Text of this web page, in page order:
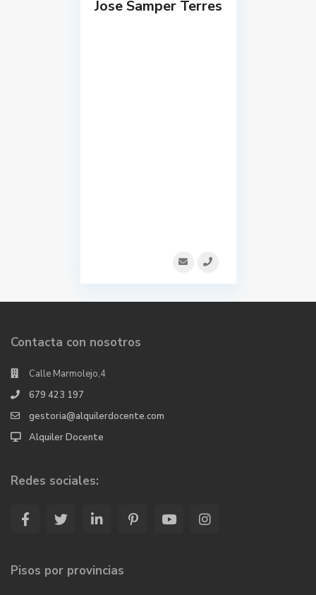
Jose Samper Terres
Contacta con nosotros
Calle Marmolejo,4
679 423 197
gestoria@alquilerdocente.com
Alquiler Docente
Redes sociales:
Pisos por provincias